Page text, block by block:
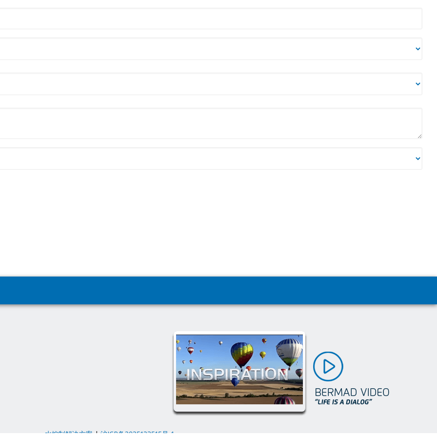
水控制解决方案 | 沪ICP备2025123515号-1